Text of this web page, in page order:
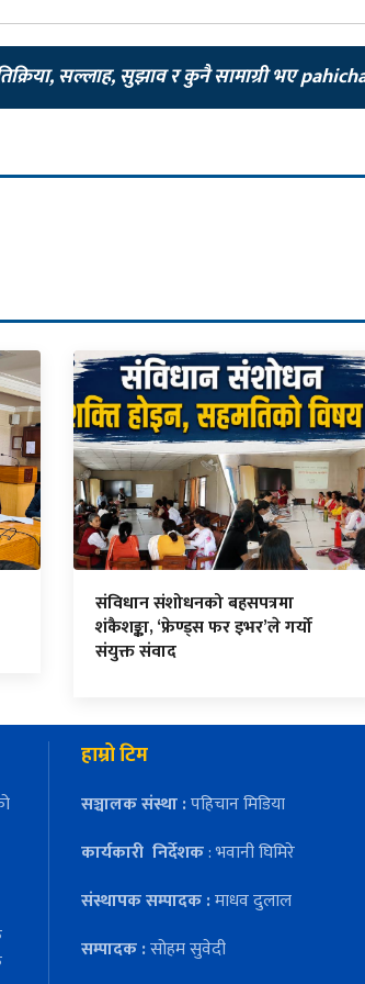
सल्लाह, सुझाव र कुनै सामाग्री भए
संविधान संशोधनको बहसपत्रमा
शंकैशङ्का, ‘फ्रेण्ड्स फर इभर’ले गर्यो
संयुक्त संवाद
हाम्रो टिम
सञ्चालक संस्था :पहिचान मिडिया
कार्यकारी निर्देशक: भवानी घिमिरे
संस्थापक सम्पादक :माधव दुलाल
सम्पादक :सोहम सुवेदी